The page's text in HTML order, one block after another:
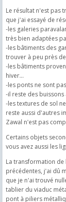
Le résultat n'est pas
que j'ai essayé de
-les galeries
très bien adaptées
-les bâtiments des
trouver à peu près de
-les bâtiments
hiver...
-les ponts ne sont
-il reste des
-les textures de sol
reste aussi d'autres
Zawal n'est pas
Certains objets
vous avez aussi les
La transformation
précédentes, j'ai dû
que je n'ai trouvé
tablier du viaduc
pont à piliers